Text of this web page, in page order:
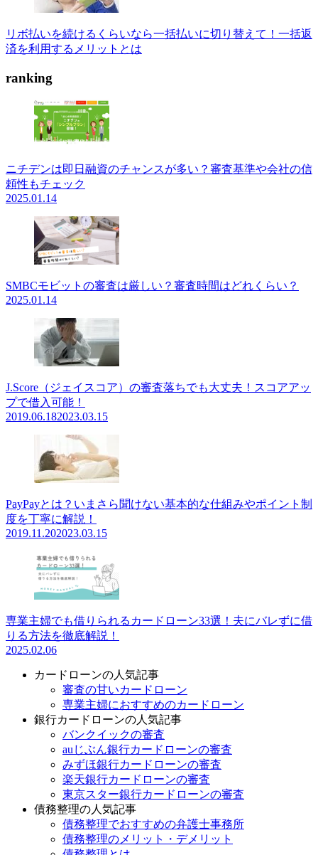
リボ払いを続けるくらいなら一括払いに切り替えて！一括返
済を利用するメリットとは
ranking
ニチデンは即日融資のチャンスが多い？審査基準や会社の信
頼性もチェック
2025.01.14
SMBCモビットの審査は厳しい？審査時間はどれくらい？
2025.01.14
J.Score（ジェイスコア）の審査落ちでも大丈夫！スコアアッ
プで借入可能！
2019.06.182023.03.15
PayPayとは？いまさら聞けない基本的な仕組みやポイント制
度を丁寧に解説！
2019.11.202023.03.15
専業主婦でも借りられるカードローン33選！夫にバレずに借
りる方法を徹底解説！
2025.02.06
カードローンの人気記事
審査の甘いカードローン
専業主婦におすすめのカードローン
銀行カードローンの人気記事
バンクイックの審査
auじぶん銀行カードローンの審査
みずほ銀行カードローンの審査
楽天銀行カードローンの審査
東京スター銀行カードローンの審査
債務整理の人気記事
債務整理でおすすめの弁護士事務所
債務整理のメリット・デメリット